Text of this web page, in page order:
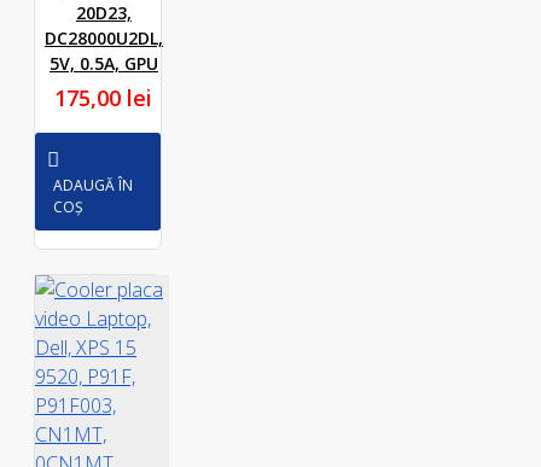
20D23,
DC28000U2DL,
5V, 0.5A, GPU
175,00 lei
ADAUGĂ ÎN
COȘ